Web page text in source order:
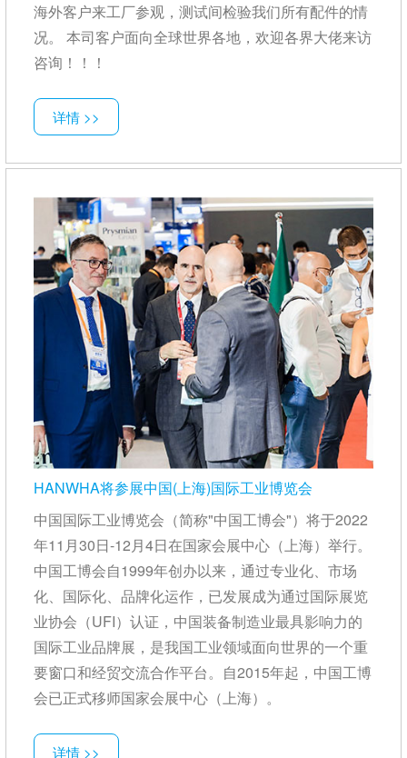
海外客户来工厂参观，测试间检验我们所有配件的情
况。 本司客户面向全球世界各地，欢迎各界大佬来访
咨询！！！
详情 >>
HANWHA将参展中国(上海)国际工业博览会
中国国际工业博览会（简称"中国工博会"）将于2022
年11月30日-12月4日在国家会展中心（上海）举行。
中国工博会自1999年创办以来，通过专业化、市场
化、国际化、品牌化运作，已发展成为通过国际展览
业协会（UFI）认证，中国装备制造业最具影响力的
国际工业品牌展，是我国工业领域面向世界的一个重
要窗口和经贸交流合作平台。自2015年起，中国工博
会已正式移师国家会展中心（上海）。
详情 >>